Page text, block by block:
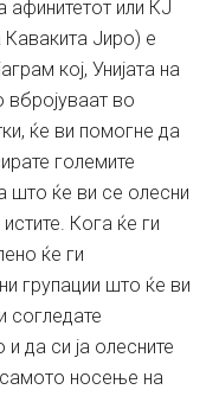
афинитетот или КЈ
Јиро) е
кој, Унијата на
вбројуваат во
ќе ви помогне да
големите
што ќе ви се олесни
Кога ќе ги
ќе ги
групации што ќе ви
согледате
да си ја олесните
самото носење на